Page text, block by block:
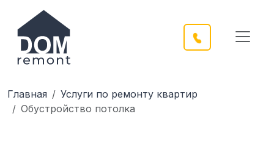
Главная
Услуги по ремонту квартир
Обустройство потолка